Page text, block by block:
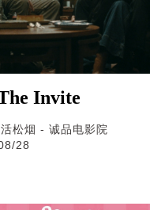
Invite
松烟 - 诚品电影院
28